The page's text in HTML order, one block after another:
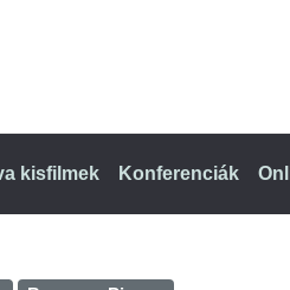
kisfilmek Konferenciák